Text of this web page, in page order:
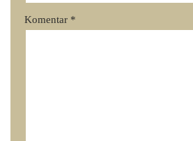
Komentar *